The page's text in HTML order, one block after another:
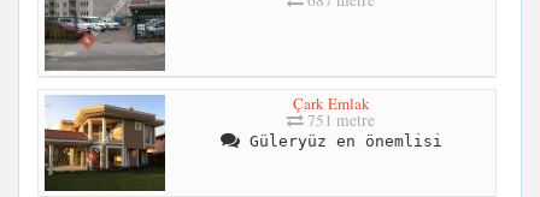
Çark Emlak
751 metre
Güleryüz en önemlisi